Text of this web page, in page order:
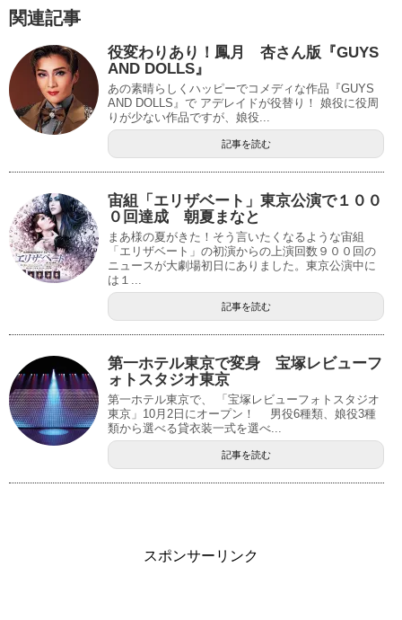
関連記事
役変わりあり！鳳月 杏さん版『GUYS
AND DOLLS』
あの素晴らしくハッピーでコメディな作品『GUYS
AND DOLLS』で アデレイドが役替り！ 娘役に役周
りが少ない作品ですが、娘役...
記事を読む
宙組「エリザベート」東京公演で１００
０回達成 朝夏まなと
まあ様の夏がきた！そう言いたくなるような宙組
「エリザベート」の初演からの上演回数９００回の
ニュースが大劇場初日にありました。東京公演中に
は１...
記事を読む
第一ホテル東京で変身 宝塚レビューフ
ォトスタジオ東京
第一ホテル東京で、 「宝塚レビューフォトスタジオ
東京」10月2日にオープン！ 男役6種類、娘役3種
類から選べる貸衣装一式を選べ...
記事を読む
スポンサーリンク